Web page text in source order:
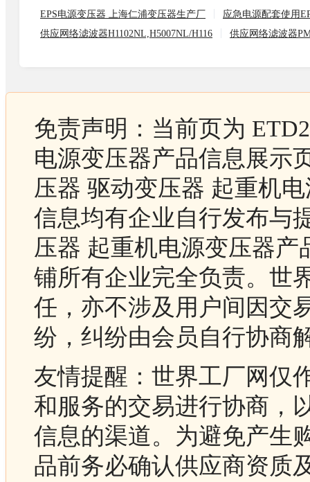
EPS电源变压器 上海仁浦变压器生产厂
应急电源配套使用
供应网络滤波器H1102NL,H5007NL/H116
供应网络滤波器
免责声明：当前页为
电源变压器产品信息展示
压器 驱动变压器 起重机
信息均有企业自行发布与
压器 起重机电源变压器
铺所有企业完全负责。世
任，亦不涉及用户间因交
纷，纠纷由会员自行协商
友情提醒：世界工厂网仅
和服务的交易进行协商，
信息的渠道。为避免产生
品前务必确认供应商资质